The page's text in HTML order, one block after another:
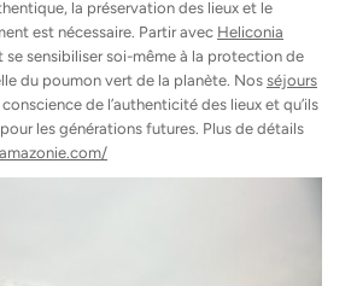
la préservation des lieux et le
est nécessaire. Partir avec Heliconia
se sensibiliser soi-même à la protection de
du poumon vert de la planète. Nos séjours
de l’authenticité des lieux et qu’ils
les générations futures. Plus de détails